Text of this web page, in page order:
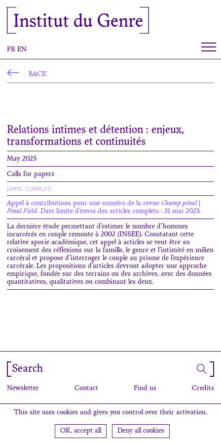
Institut du Genre
FR EN
BACK
Relations intimes et détention : enjeux,
transformations et continuités
May 2025
Calls for papers
[APPEL COMPLET]
Appel à contributions pour une numéro de la revue Champ pénal |
Penal Field. Date limite d’envoi des articles complets : 31 mai 2025.
La dernière étude permettant d’estimer le nombre d’hommes
incarcérés en couple remonte à 2002 (INSEE). Constatant cette
relative aporie académique, cet appel à articles se veut être au
croisement des réflexions sur la famille, le genre et l’intimité en milieu
carcéral et propose d’interroger le couple au prisme de l’expérience
carcérale. Les propositions d’articles devront adopter une approche
empirique, fondée sur des terrains ou des archives, avec des données
quantitatives, qualitatives ou combinant les deux.
Search
Newsletter Contact Find us Credits
This site uses cookies and gives you control over their activation.
OK, accept all Deny all cookies